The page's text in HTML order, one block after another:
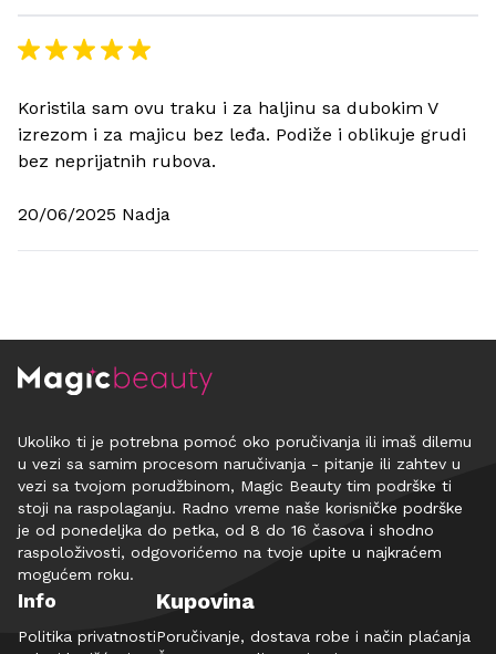
Koristila sam ovu traku i za haljinu sa dubokim V
izrezom i za majicu bez leđa. Podiže i oblikuje grudi
bez neprijatnih rubova.
20/06/2025 Nadja
Ukoliko ti je potrebna pomoć oko poručivanja ili imaš dilemu
u vezi sa samim procesom naručivanja - pitanje ili zahtev u
vezi sa tvojom porudžbinom, Magic Beauty tim podrške ti
stoji na raspolaganju. Radno vreme naše korisničke podrške
je od ponedeljka do petka, od 8 do 16 časova i shodno
raspoloživosti, odgovorićemo na tvoje upite u najkraćem
mogućem roku.
Info
Politika privatnosti
Kupovina
Poručivanje, dostava robe i način plaćanja